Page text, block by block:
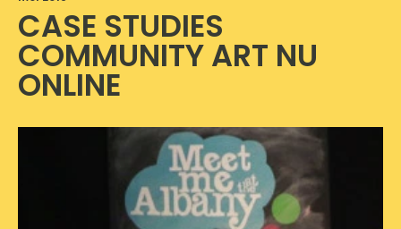
CASE STUDIES
COMMUNITY ART NU
ONLINE